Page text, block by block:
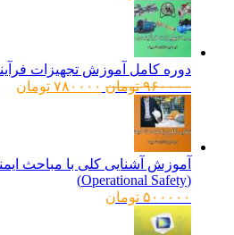
دوره کامل آموزش تجهیزات فرآیندی
۹۶۰۰۰۰ تومانقیمت
۷۸۰۰۰۰ تومانقیمت
آموزش آشنایی کلی با مباحث ایمنی
۵۰۰۰۰۰ تومان